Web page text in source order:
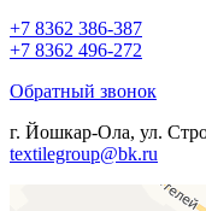
+7 8362 386-387
+7 8362 496-272
Обратный звонок
г. Йошкар-Ола, ул.
textilegroup@bk.ru